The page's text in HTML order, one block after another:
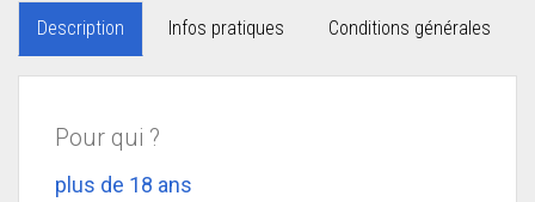
Description Infos pratiques Conditions générales
Pour qui ?
plus de 18 ans